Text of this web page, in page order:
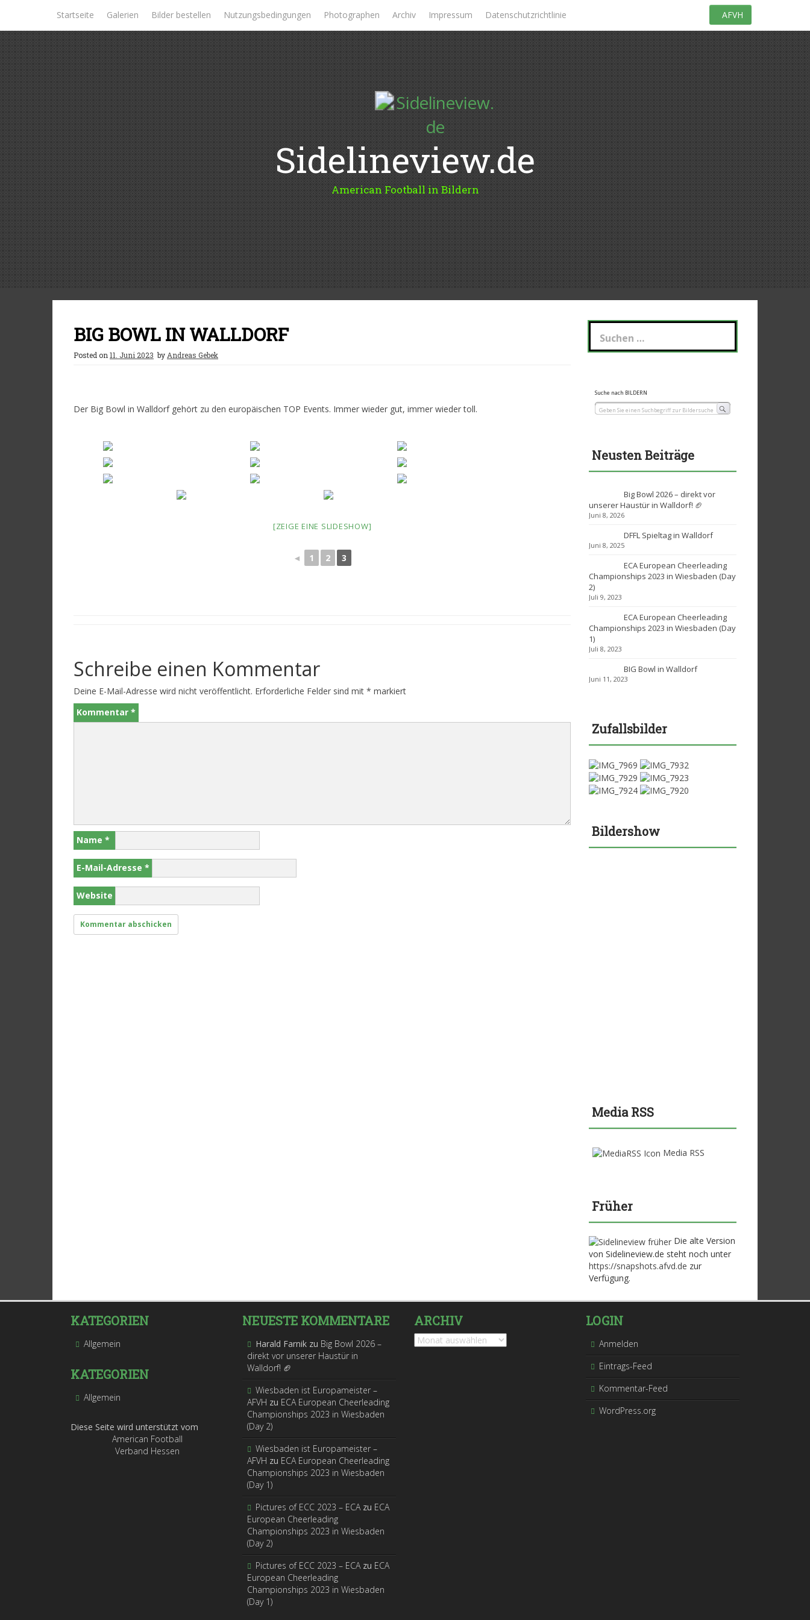
content
Startseite Galerien Bilder bestellen Nutzungsbedingungen Photographen Archiv Impressum Datenschutzrichtlinie AFVH
Sidelineview.de
American Football in Bildern
BIG BOWL IN WALLDORF
Posted on 11. Juni 2023 by Andreas Gebek
Der Big Bowl in Walldorf gehört zu den europäischen TOP Events. Immer wieder gut, immer wieder toll.
[ZEIGE EINE SLIDESHOW]
◄ 1 2 3
Schreibe einen Kommentar
Deine E-Mail-Adresse wird nicht veröffentlicht. Erforderliche Felder sind mit * markiert
Kommentar *
Name *
E-Mail-Adresse *
Website
Suchen
nach:
Suche nach BILDERN
Neusten Beiträge
Big Bowl 2026 – direkt vor
unserer Haustür in Walldorf! 🏈
Juni 8, 2026
DFFL Spieltag in Walldorf
Juni 8, 2025
ECA European Cheerleading
Championships 2023 in Wiesbaden (Day
2)
Juli 9, 2023
ECA European Cheerleading
Championships 2023 in Wiesbaden (Day
1)
Juli 8, 2023
BIG Bowl in Walldorf
Juni 11, 2023
Zufallsbilder
Bildershow
Media RSS
Media RSS
Früher
Die alte Version
von Sidelineview.de steht noch unter
https://snapshots.afvd.de zur
Verfügung.
KATEGORIEN
Allgemein
KATEGORIEN
Allgemein
Diese Seite wird unterstützt vom
American Football
Verband Hessen
NEUESTE KOMMENTARE
Harald Farnik zu Big Bowl 2026 –
direkt vor unserer Haustür in
Walldorf! 🏈
Wiesbaden ist Europameister –
AFVH zu ECA European Cheerleading
Championships 2023 in Wiesbaden
(Day 2)
Wiesbaden ist Europameister –
AFVH zu ECA European Cheerleading
Championships 2023 in Wiesbaden
(Day 1)
Pictures of ECC 2023 – ECA zu ECA
European Cheerleading
Championships 2023 in Wiesbaden
(Day 2)
Pictures of ECC 2023 – ECA zu ECA
European Cheerleading
Championships 2023 in Wiesbaden
(Day 1)
ARCHIV
Archiv
LOGIN
Anmelden
Eintrags-Feed
Kommentar-Feed
WordPress.org